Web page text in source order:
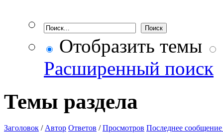
Отобразить темы
Расширенный поиск
Темы раздела
Заголовок / Автор Ответов /Просмотров Последнее сообщение